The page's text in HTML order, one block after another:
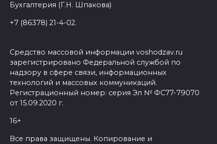
Бухгалтерия (Г.Н. Шпакова)
+7 (86378) 21-4-02.
Средство массовой информации voshodzav.ru
зарегистрировано Федеральной службой по
надзору в сфере связи, информационных
технологий и массовых коммуникаций.
Регистрационный номер: серия Эл № ФС77-79070
от 15.09.2020 г.
16+
Все права защищены. Копирование и